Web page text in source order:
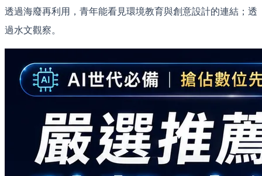
透過海廢再利用，青年能看見環境教育與創意設計的連結；透
過水文觀察。